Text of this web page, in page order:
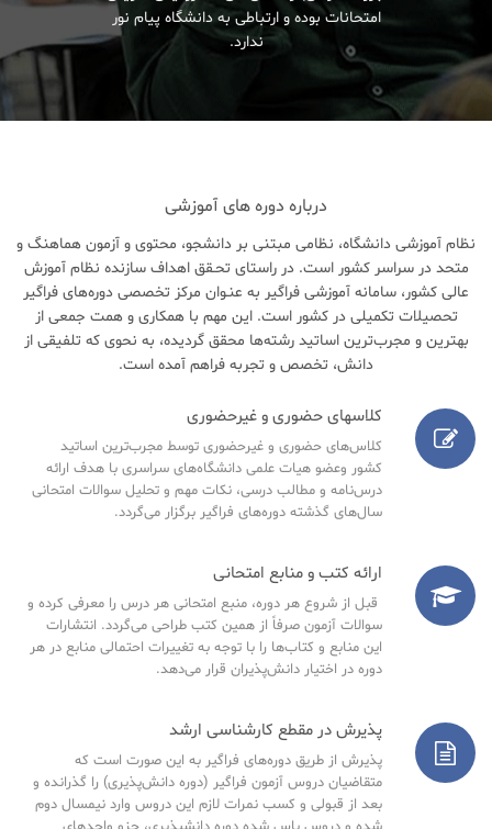
امتحانات بوده و ارتباطی به دانشگاه پیام نور
ندارد.
درباره دوره های آموزشی
نظام آموزشی دانشگاه، نظامی مبتنی بر دانشجو، محتوی و آزمون هماهنگ و
متحد در سراسر کشور است. در راستای تحـقق اهداف سازنده نظام آموزش
عالی کشور، سامانه آموزشی فراگیر به عنـوان مرکز تخصصی دوره‌های فراگیر
تحصیلات تکمیلی در کشور است. این مهم با همکاری و همت جمعی از
بهترین و مجرب‌ترین اساتید رشته‌ها محقق گردیده، به نحوی که تلفیقی از
دانش، تخصص و تجربه فراهم آمده است.
کلاسهای حضوری و غیرحضوری
کلاس‌های حضوری و غیرحضوری توسط مجرب‌ترین اساتید
کشور وعضو هیات علمی دانشگاه‌های سراسری با هدف ارائه
درس‌نامه‌ و مطالب درسی، نکات مهم و تحلیل سوالات امتحانی
سال‌های گذشته دوره‌های فراگیر برگزار می‌گردد.
ارائه کتب و منابع امتحانی
قبل از شروع هر دوره، منبع امتحانی هر درس را معرفی کرده و
سوالات آزمون صرفاً از همین کتب طراحی می‌گردد. انتشارات
این منابع و کتاب‌ها را با توجه به تغییرات احتمالی منابع در هر
دوره در اختیار دانش‌پذیران قرار می‌دهد.
پذیرش در مقطع کارشناسی ارشد
پذیرش از طریق دوره‌های فراگیر به این صورت است که
متقاضیان دروس آزمون فراگیر (دوره دانش‌پذیری) را گذرانده و
بعد از قبولی و کسب نمرات لازم این دروس وارد نیمسال دوم